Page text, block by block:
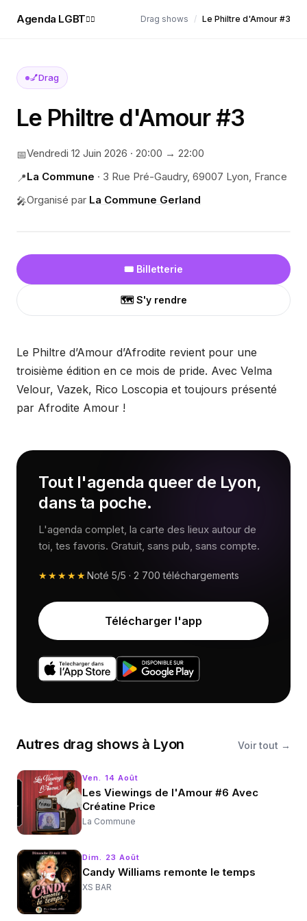
Agenda LGBT🏳️‍🌈 Drag shows / Le Philtre d'Amour #3
💅Drag
Le Philtre d'Amour #3
📅Vendredi 12 Juin 2026 · 20:00 → 22:00
📍La Commune · 3 Rue Pré-Gaudry, 69007 Lyon, France
🎤Organisé par La Commune Gerland
🎟️ Billetterie
🗺️ S'y rendre
Le Philtre d’Amour d’Afrodite revient pour une
troisième édition en ce mois de pride. Avec Velma
Velour, Vazek, Rico Loscopia et toujours présenté
par Afrodite Amour !
Tout l'agenda queer de Lyon,
dans ta poche.
L'agenda complet, la carte des lieux autour de
toi, tes favoris. Gratuit, sans pub, sans compte.
★★★★★Noté 5/5 · 2 700 téléchargements
Télécharger l'app
Autres drag shows à Lyon Voir tout →
Ven. 14 Août
Les Viewings de l'Amour #6 Avec
Créatine Price
La Commune
Dim. 23 Août
Candy Williams remonte le temps
XS BAR